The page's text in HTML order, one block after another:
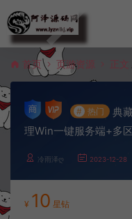
首页 页游资源 正文
# 热门
典
理Win一键服务端+多
冷雨泽ღ 2023-12-28
¥ 10 星钻